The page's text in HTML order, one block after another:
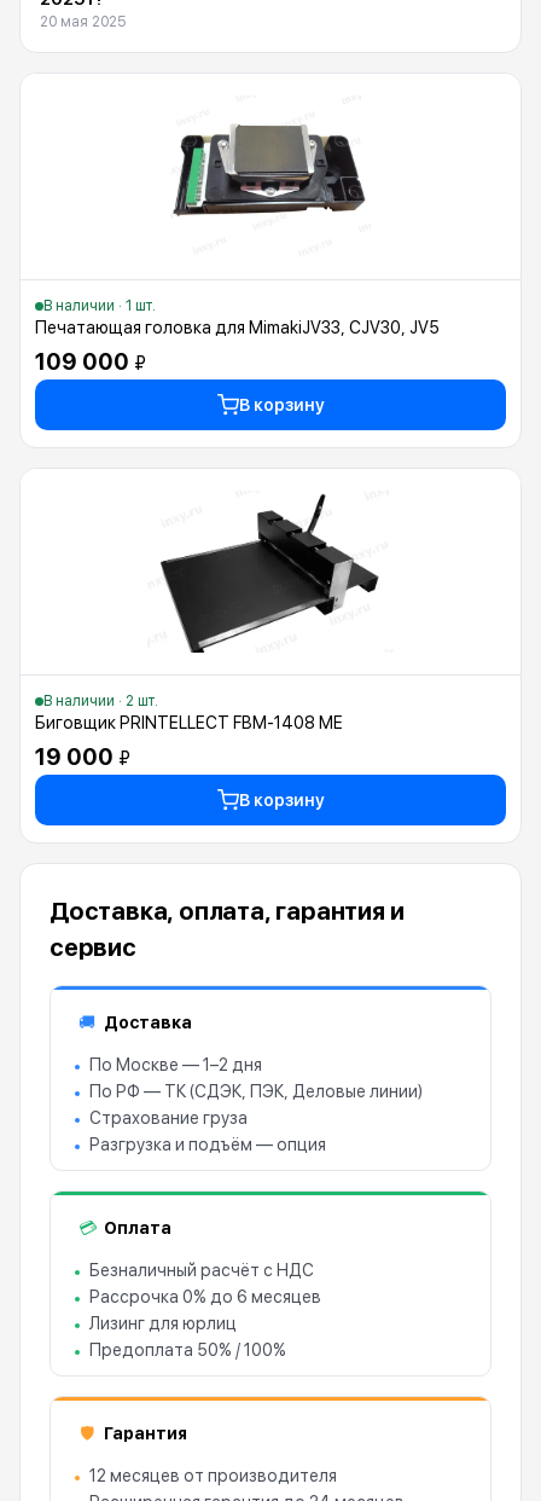
20 мая 2025
В наличии · 1 шт.
Печатающая головка для MimakiJV33, CJV30, JV5
109 000 ₽
В корзину
В наличии · 2 шт.
Биговщик PRINTELLECT FBM-1408 ME
19 000 ₽
В корзину
Доставка, оплата, гарантия и
сервис
🚚 Доставка
По Москве — 1–2 дня
По РФ — ТК (СДЭК, ПЭК, Деловые линии)
Страхование груза
Разгрузка и подъём — опция
💳 Оплата
Безналичный расчёт с НДС
Рассрочка 0% до 6 месяцев
Лизинг для юрлиц
Предоплата 50% / 100%
🛡 Гарантия
12 месяцев от производителя